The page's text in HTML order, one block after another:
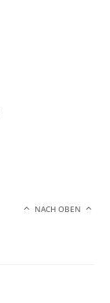
NACH OBEN